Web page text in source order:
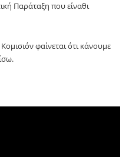
Παράταξη που είναθι
φαίνεται ότι κάνουμε